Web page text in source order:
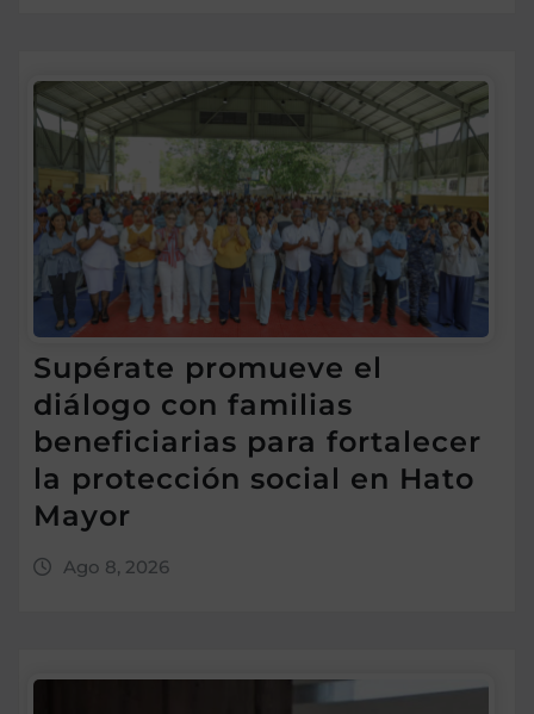
Supérate promueve el
diálogo con familias
beneficiarias para fortalecer
la protección social en Hato
Mayor
Ago 8, 2026